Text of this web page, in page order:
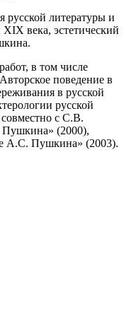
русской литературы и
века, эстетический
в том числе
поведение в
в русской
русской
с С.В.
Пушкина» (2000),
А.С. Пушкина» (2003).